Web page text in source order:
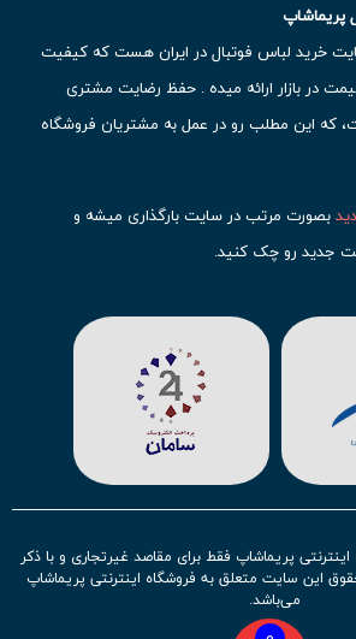
پریماشاپ
خرید لباس فوتبال در ایران هست که کیفیت
قیمت در بازار ارائه میده . حفظ رضایت مشتری
که این مطلب رو در عمل به مشتریان فروشگاه
بصورت مرتب در سایت بارگذاری میشه و
جدید رو چک کنید.
قطعا برای تیم های مطرح دنیای فوتبال، تعداد
میشه. این مورد شامل
لباس رئال مادرید
لباس منچستر سیتی
،لباس پرسپولیسولباس تیم ملی
شده و تقریبا تمام محصولاتشون رو موجود
پریماشاپ فقط برای مقاصد غیرتجاری و با ذکر
این سایت متعلق به فروشگاه اینترنتی پریماشاپ
می‌باشد.